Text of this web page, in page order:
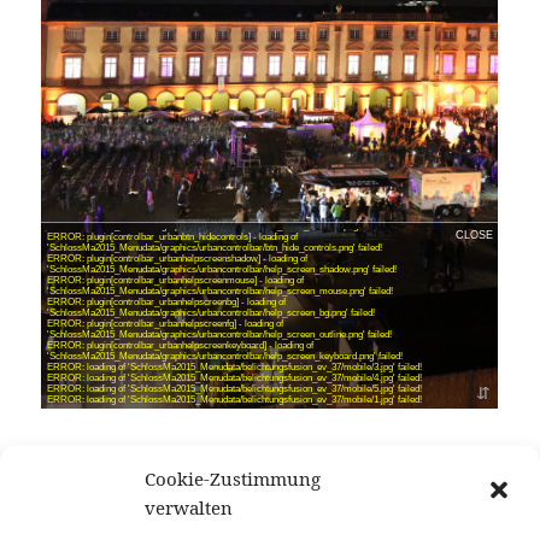
Cookie-Zustimmung
verwalten
Künstler produzieren. Dieses Angebot wurde aber
nicht angenommen bzw. meine Akquisition kam